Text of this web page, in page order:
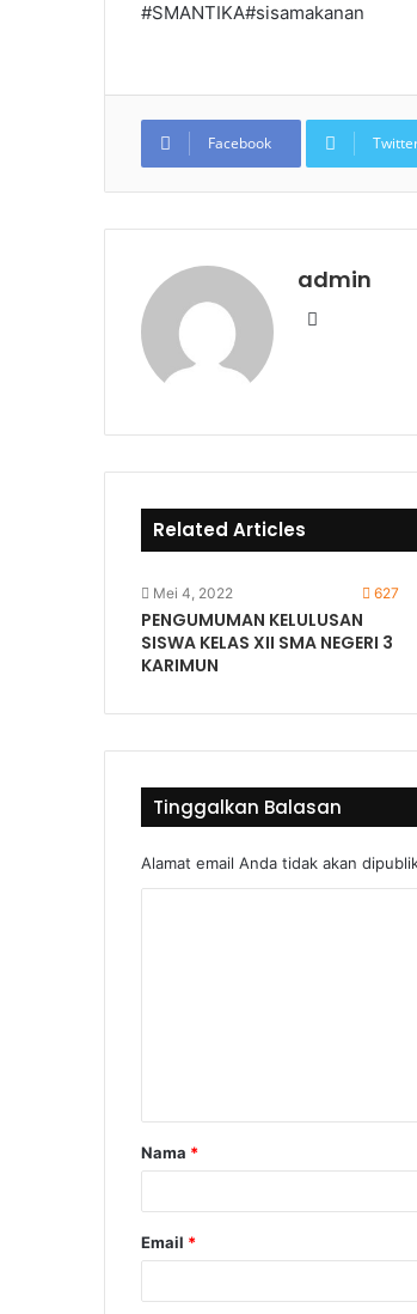
#SMANTIKA#sisamakanan
Facebook
admin
Website
Related Articles
Mei 4, 2022 627
PENGUMUMAN KELULUSAN
SISWA KELAS XII SMA NEGERI 3
KARIMUN
Tinggalkan Balasan
Alamat email Anda tidak akan
Nama *
Email *